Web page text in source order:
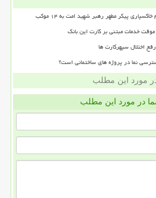
پیکر مطهر رهبر شهید امت به ۱۴ موکب
موقت خدمات مبتنی بر کارت این بانک
اختلال سپهرکارت ها
نما در پروژه های ساختمانی است؟
مورد این مطلب
در مورد این مطلب